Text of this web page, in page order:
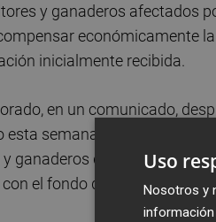
y ganaderos afectados
económicamente
inicialmente recibida.
en un comunicado,
esta semana el proceso de
ganaderos damnificados por
el fondo de reserva de
Uso
Nosotros y
información